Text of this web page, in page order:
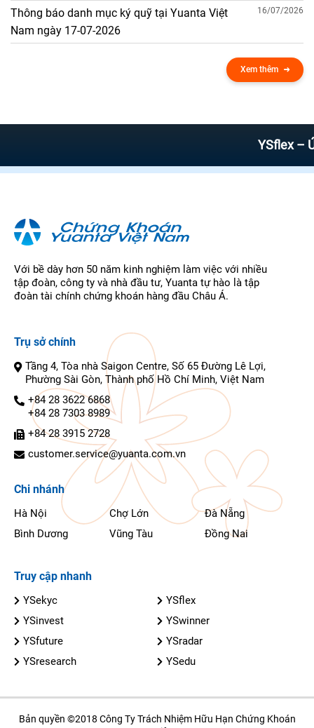
Thông báo danh mục ký quỹ tại Yuanta Việt
Nam ngày 17-07-2026
16/07/2026
Xem thêm
YSflex – Ứng
Với bề dày hơn 50 năm kinh nghiệm làm việc với nhiều
tập đoàn, công ty và nhà đầu tư, Yuanta tự hào là tập
đoàn tài chính chứng khoán hàng đầu Châu Á.
Trụ sở chính
Tầng 4, Tòa nhà Saigon Centre, Số 65 Đường Lê Lợi,
Phường Sài Gòn, Thành phố Hồ Chí Minh, Việt Nam
+84 28 3622 6868
+84 28 7303 8989
+84 28 3915 2728
customer.service@yuanta.com.vn
Chi nhánh
Hà Nội Chợ Lớn
Đà Nẵng
Bình Dương
Vũng Tàu Đồng Nai
Truy cập nhanh
YSekyc
YSflex
YSinvest
YSwinner
YSfuture
YSradar
YSresearch
YSedu
Bản quyền ©2018 Công Ty Trách Nhiệm Hữu Hạn Chứng Khoán